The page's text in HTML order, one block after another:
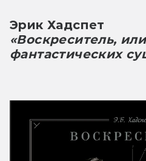
Эрик Хадспет
«Воскреситель,
фантастических